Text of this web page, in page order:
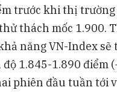
trước khi thị
thách mốc 1.900.
năng VN-Index sẽ
1.845-1.890 điểm
phiên đầu tuần tới